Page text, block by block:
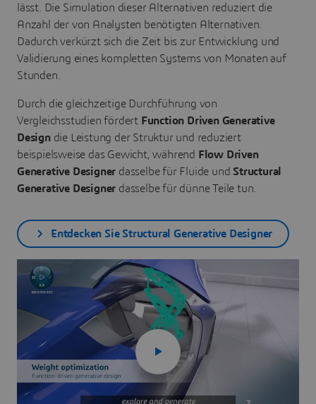
lässt. Die Simulation dieser Alternativen reduziert die
Anzahl der von Analysten benötigten Alternativen.
Dadurch verkürzt sich die Zeit bis zur Entwicklung und
Validierung eines kompletten Systems von Monaten auf
Stunden.
Durch die gleichzeitige Durchführung von
Vergleichsstudien fördert Function Driven Generative
Designdie Leistung der Struktur und reduziert
beispielsweise das Gewicht, während Flow Driven
Generative Designer dasselbe für Fluide und Structural
Generative Designer dasselbe für dünne Teile tun.
Entdecken Sie Structural Generative Designer